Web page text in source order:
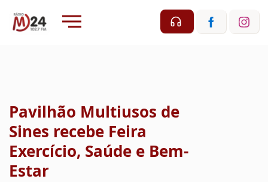
Pavilhão Multiusos de
Sines recebe Feira
Exercício, Saúde e Bem-
Estar